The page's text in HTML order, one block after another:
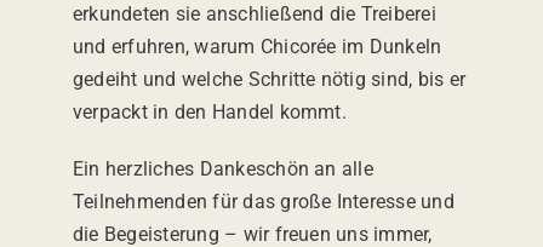
erkundeten sie anschließend die Treiberei
und erfuhren, warum Chicorée im Dunkeln
gedeiht und welche Schritte nötig sind, bis er
verpackt in den Handel kommt.
Ein herzliches Dankeschön an alle
Teilnehmenden für das große Interesse und
die Begeisterung – wir freuen uns immer,